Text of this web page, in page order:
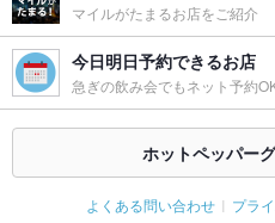
マイルがたまるお店をご紹介
今日明日予約できるお店
急ぎの飲み会でもネット予約
ホットペッパー
よくある問い合わせ プラ